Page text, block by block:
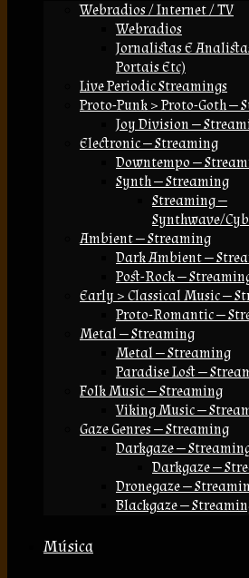
Webradios / Internet / TV
Webradios
Jornalistas E
Portais Etc)
Live Periodic Streamings
Proto-Punk > Proto-Goth —
Joy Division —
Electronic — Streaming
Downtempo —
Synth — Streaming
Streaming —
Synthwave/
Ambient — Streaming
Dark Ambient —
Post-Rock —
Early > Classical Music —
Proto-Romantic —
Metal — Streaming
Metal — Streaming
Paradise Lost —
Folk Music — Streaming
Viking Music —
Gaze Genres — Streaming
Darkgaze —
Darkgaze —
Dronegaze —
Blackgaze —
Música